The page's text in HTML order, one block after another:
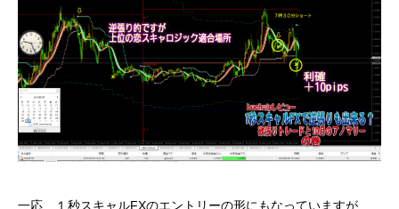
一応、１秒スキャルFXのエントリーの形にもなっていますが、